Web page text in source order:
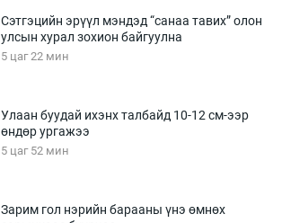
Сэтгэцийн эрүүл мэндэд “санаа тавих” олон
улсын хурал зохион байгуулна
5 цаг 22 мин
Улаан буудай ихэнх талбайд 10-12 см-ээр
өндөр ургажээ
5 цаг 52 мин
Зарим гол нэрийн барааны үнэ өмнөх